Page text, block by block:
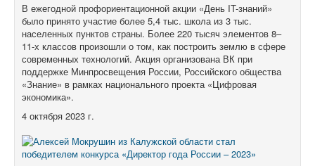
В ежегодной профориентационной акции «День IT-знаний»
было принято участие более 5,4 тыс. школа из 3 тыс.
населенных пунктов страны. Более 220 тысяч элементов 8–
11-х классов произошли о том, как построить землю в сфере
современных технологий. Акция организована ВК при
поддержке Минпросвещения России, Российского общества
«Знание» в рамках национального проекта «Цифровая
экономика».
4 октября 2023 г.